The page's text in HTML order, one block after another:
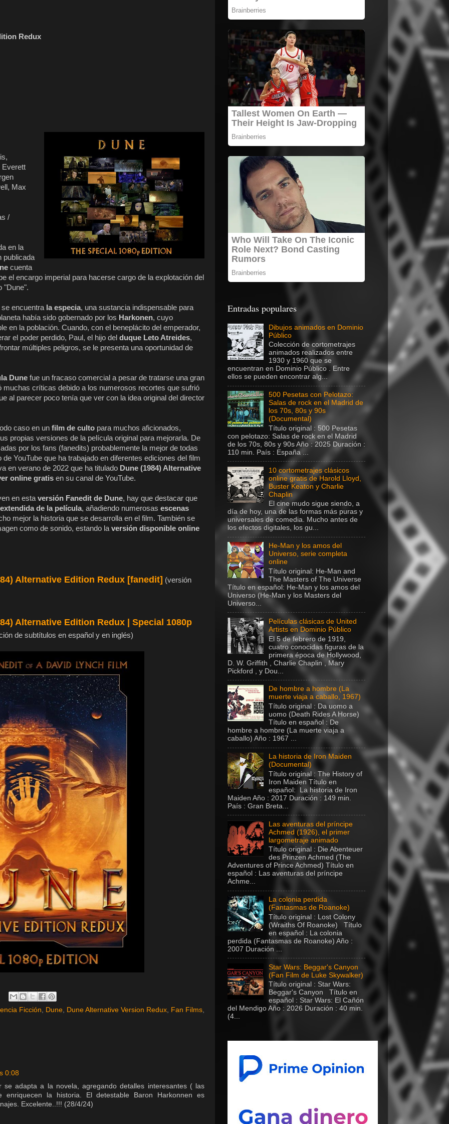
Redux
Everett
Max
/
en la
publicada
cuenta
el encargo imperial para hacerse cargo de la explotación del
"Dune".
encuentra la especia, una sustancia indispensable para
había sido gobernado por los Harkonen, cuyo
en la población. Cuando, con el beneplácito del emperador,
el poder perdido, Paul, el hijo del duque Leto Atreides,
múltiples peligros, se le presenta una oportunidad de
Dune fue un fracaso comercial a pesar de tratarse una gran
críticas debido a los numerosos recortes que sufrió
al parecer poco tenía que ver con la idea original del director
caso en un film de culto para muchos aficionados,
propias versiones de la película original para mejorarla. De
por los fans (fanedits) probablemente la mejor de todas
de YouTube que ha trabajado en diferentes ediciones del film
en verano de 2022 que ha titulado Dune (1984) Alternative
online gratis en su canal de YouTube.
en esta versión Fanedit de Dune, hay que destacar que
de la película, añadiendo numerosas escenas
mejor la historia que se desarrolla en el film. También se
como de sonido, estando la versión disponible online
Alternative Edition Redux [fanedit] (versión
Alternative Edition Redux | Special 1080p
de subtítulos en español y en inglés)
Ficción, Dune, Dune Alternative Version Redux, Fan Films,
0:08
adapta a la novela, agregando detalles interesantes ( las
la historia. El detestable Baron Harkonnen es
Excelente..!!! (28/4/24)
Entradas populares
Dibujos animados en Dominio
Público
Colección de cortometrajes
animados realizados entre
1930 y 1960 que se
encuentran en Dominio Público . Entre
ellos se pueden encontrar alg...
500 Pesetas con Pelotazo:
Salas de rock en el Madrid de
los 70s, 80s y 90s
(Documental)
Título original : 500 Pesetas
con pelotazo: Salas de rock en el Madrid
de los 70s, 80s y 90s Año : 2025 Duración :
110 min. País : España ...
10 cortometrajes clásicos
online gratis de Harold Lloyd,
Buster Keaton y Charlie
Chaplin
El cine mudo sigue siendo, a
día de hoy, una de las formas más puras y
universales de comedia. Mucho antes de
los efectos digitales, los gu...
He-Man y los amos del
Universo, serie completa
online
Título original: He-Man and
The Masters of The Universe
Título en español: He-Man y los amos del
Universo (He-Man y los Masters del
Universo...
Películas clásicas de United
Artists en Dominio Público
El 5 de febrero de 1919,
cuatro conocidas figuras de la
primera época de Hollywood,
D. W. Griffith , Charlie Chaplin , Mary
Pickford , y Dou...
De hombre a hombre (La
muerte viaja a caballo, 1967)
Título original : Da uomo a
uomo (Death Rides A Horse)
Título en español : De
hombre a hombre (La muerte viaja a
caballo) Año : 1967 ...
La historia de Iron Maiden
(Documental)
Título original : The History of
Iron Maiden Título en
español: La historia de Iron
Maiden Año : 2017 Duración : 149 min.
País : Gran Breta...
Las aventuras del príncipe
Achmed (1926), el primer
largometraje animado
Título original : Die Abenteuer
des Prinzen Achmed (The
Adventures of Prince Achmed) Título en
español : Las aventuras del príncipe
Achme...
La colonia perdida
(Fantasmas de Roanoke)
Título original : Lost Colony
(Wraiths Of Roanoke) Título
en español : La colonia
perdida (Fantasmas de Roanoke) Año :
2007 Duración ...
Star Wars: Beggar's Canyon
(Fan Film de Luke Skywalker)
Título original : Star Wars:
Beggar's Canyon Título en
español : Star Wars: El Cañón
del Mendigo Año : 2026 Duración : 40 min.
(4...